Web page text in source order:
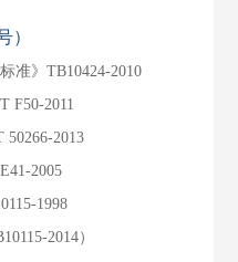
）
准》TB10424-2010
F50-2011
》GB/T 50266-2013
E41-2005
1998
2014）